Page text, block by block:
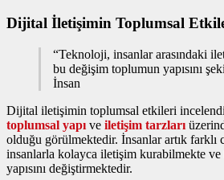
Dijital İletişimin Toplumsal
“Teknoloji, insanlar arasındaki
bu değişim toplumun yapısını
İnsan
Dijital iletişimin toplumsal etkileri
toplumsal yapı ve iletişim tarzları
olduğu görülmektedir. İnsanlar artık farklı
insanlarla kolayca iletişim kurabilmekte ve
yapısını değiştirmektedir.